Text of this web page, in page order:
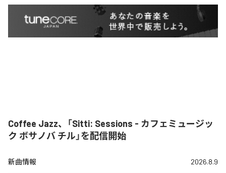
Coffee Jazz、「Sitti: Sessions - カフェミュージッ
ク ボサノバ チル」を配信開始
新曲情報 2026.8.9